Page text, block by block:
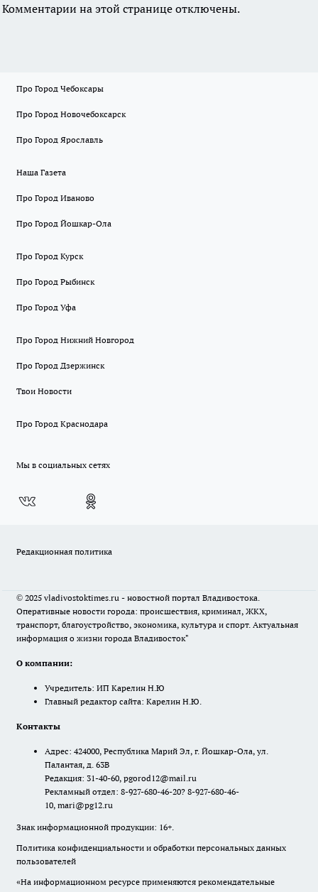
Комментарии на этой странице отключены.
Про Город Чебоксары
Про Город Новочебоксарск
Про Город Ярославль
Наша Газета
Про Город Иваново
Про Город Йошкар-Ола
Про Город Курск
Про Город Рыбинск
Про Город Уфа
Про Город Нижний Новгород
Про Город Дзержинск
Твои Новости
Про Город Краснодара
Мы в социальных сетях
Редакционная политика
© 2025 vladivostoktimes.ru - новостной портал Владивостока.
Оперативные новости города: происшествия, криминал, ЖКХ,
транспорт, благоустройство, экономика, культура и спорт. Актуальная
информация о жизни города Владивосток"
О компании:
Учредитель: ИП Карелин Н.Ю
Главный редактор сайта: Карелин Н.Ю.
Контакты
Адрес: 424000, Республика Марий Эл, г. Йошкар-Ола, ул.
Палантая, д. 63В
Редакция: 31-40-60, pgorod12@mail.ru
Рекламный отдел: 8-927-680-46-20? 8-927-680-46-
10, mari@pg12.ru
Знак информационной продукции: 16+.
Политика конфиденциальности и обработки персональных данных
пользователей
«На информационном ресурсе применяются рекомендательные